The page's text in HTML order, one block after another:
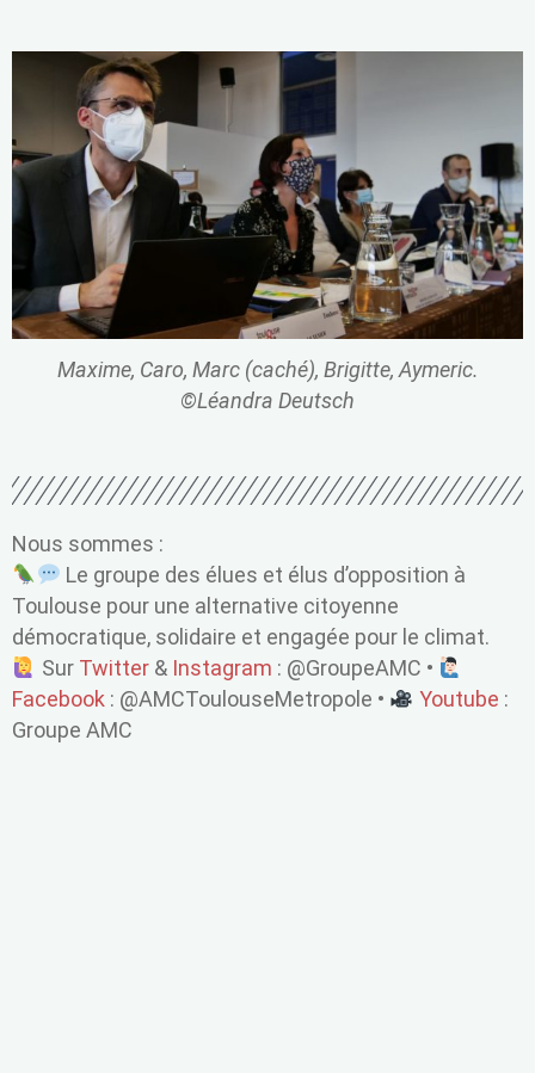
Maxime, Caro, Marc (caché), Brigitte, Aymeric.
©Léandra Deutsch
Nous sommes :
Le groupe des élues et élus d’opposition à
Toulouse pour une alternative citoyenne
démocratique, solidaire et engagée pour le climat.
Sur Twitter& Instagram : @GroupeAMC •
Facebook : @AMCToulouseMetropole • Youtube :
Groupe AMC